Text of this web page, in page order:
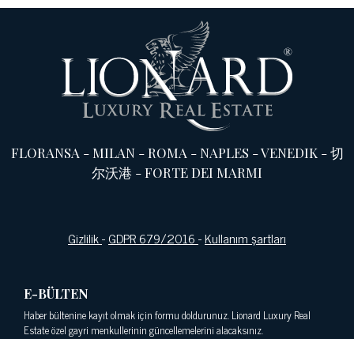
FLORANSA -MILAN-ROMA -NAPLES -VENEDIK-切
尔沃港 -FORTE DEI MARMI
Gizlilik-GDPR 679/2016-Kullanım şartları
E-BÜLTEN
Haber bültenine kayıt olmak için formu doldurunuz. Lionard Luxury Real
Estate özel gayri menkullerinin güncellemelerini alacaksınız.